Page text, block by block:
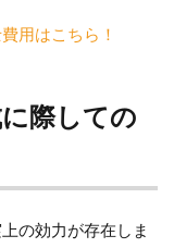
用はこちら！
際しての
の効力が存在しま